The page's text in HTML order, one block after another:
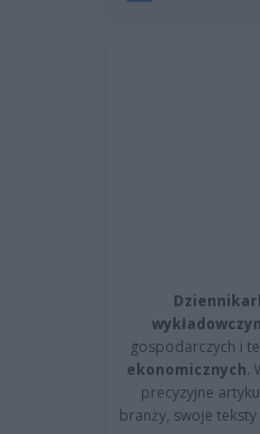
gospodarczych i
ekonomicznych.
precyzyjne
branży, swoje